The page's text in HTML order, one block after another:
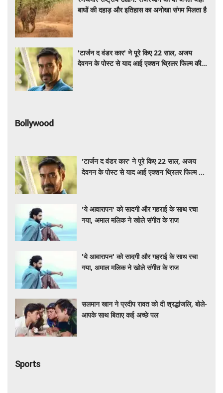
बाघों की दहाड़ और इतिहास का अनोखा संगम मिलता है
'टार्जन द वंडर कार' ने पूरे किए 22 साल, अजय
देवगन के पोस्ट से याद आई एक्शन थ्रिलर फिल्म की
Bollywood
'टार्जन द वंडर कार' ने पूरे किए 22 साल, अजय
देवगन के पोस्ट से याद आई एक्शन थ्रिलर फिल्म की
'ये आवारापन' को सादगी और गहराई के साथ रचा
गया, अमाल मलिक ने खोले संगीत के राज
'ये आवारापन' को सादगी और गहराई के साथ रचा
गया, अमाल मलिक ने खोले संगीत के राज
सलमान खान ने प्रदीप रावत को दी श्रद्धांजलि, बोले-
आपके साथ बिताए कई अच्छे पल
Sports